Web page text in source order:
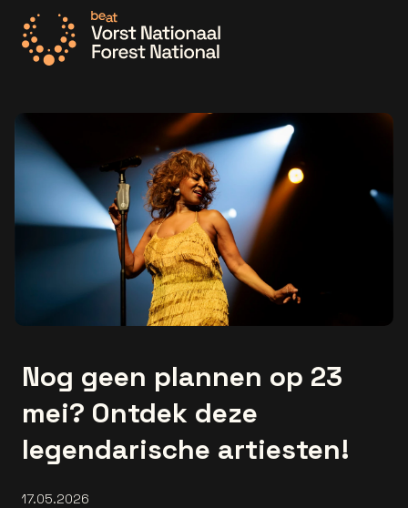
Nog geen plannen op 23
mei? Ontdek deze
legendarische artiesten!
17.05.2026